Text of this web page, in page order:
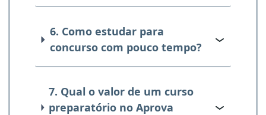
6. Como estudar para
concurso com pouco tempo?
7. Qual o valor de um curso
preparatório no Aprova